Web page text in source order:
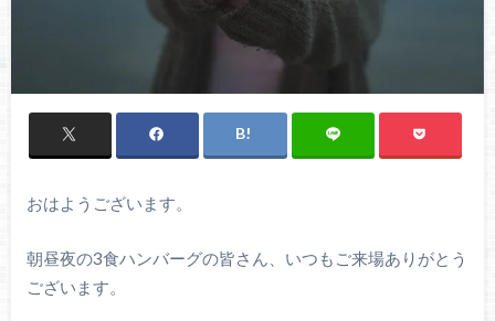
おはようございます。
朝昼夜の3食ハンバーグの皆さん、いつもご来場ありがとう
ございます。